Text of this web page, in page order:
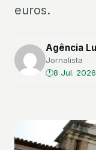
euros.
Agência
Jornalista
8 Jul.